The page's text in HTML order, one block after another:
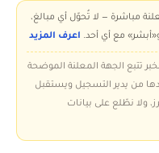
مباشرة — لا تُحوّل أي مبالغ،
مع أي أحد. اعرف المزيد
تتبع الجهة المعلنة الموضحة
من يدير التسجيل ويستقبل
ولا نطّلع على بيانات